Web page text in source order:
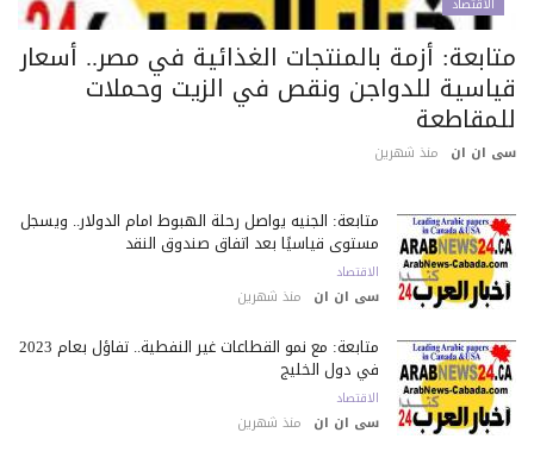
أزمة بالمنتجات الغذائية في مصر.. أسعار
للدواجن ونقص في الزيت وحملات
ان ان منذ شهرين
متابعة: الجنيه يواصل رحلة الهبوط أمام الدولار.. ويسجل
مستوى قياسيًا بعد اتفاق صندوق النقد
الاقتصاد
سى ان ان منذ شهرين
متابعة: مع نمو القطاعات غير النفطية.. تفاؤل بعام 2023
في دول الخليج
الاقتصاد
سى ان ان منذ شهرين